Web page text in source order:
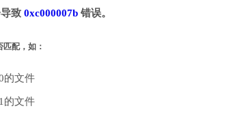
致 0xc000007b 错误。
配，如：
的文件
的文件